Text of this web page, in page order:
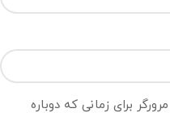
برای زمانی که دوباره